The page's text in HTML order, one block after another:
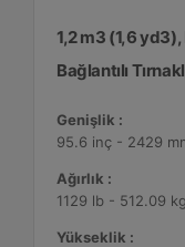
1,2 m3 (1,6
Bağlantılı
Genişlik :
95.6 inç - 2429
Ağırlık :
1129 lb - 512.09 kg
Yükseklik :